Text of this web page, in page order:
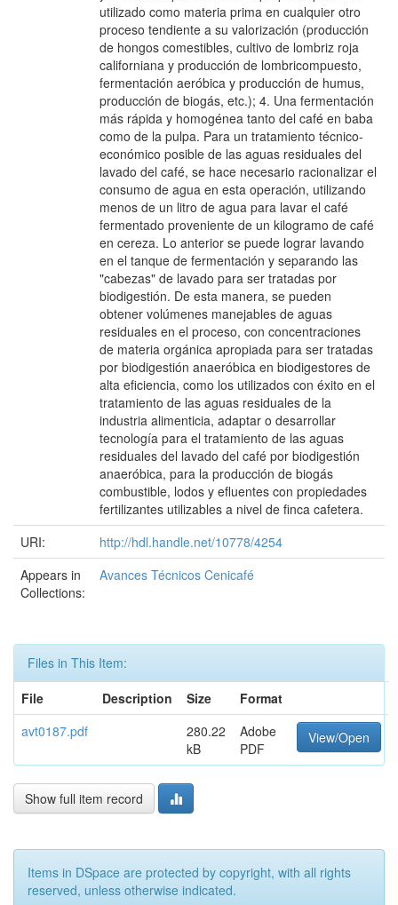
utilizado como materia prima en cualquier otro
proceso tendiente a su valorización (producción
de hongos comestibles, cultivo de lombriz roja
californiana y producción de lombricompuesto,
fermentación aeróbica y producción de humus,
producción de biogás, etc.); 4. Una fermentación
más rápida y homogénea tanto del café en baba
como de la pulpa. Para un tratamiento técnico-
económico posible de las aguas residuales del
lavado del café, se hace necesario racionalizar el
consumo de agua en esta operación, utilizando
menos de un litro de agua para lavar el café
fermentado proveniente de un kilogramo de café
en cereza. Lo anterior se puede lograr lavando
en el tanque de fermentación y separando las
"cabezas" de lavado para ser tratadas por
biodigestión. De esta manera, se pueden
obtener volúmenes manejables de aguas
residuales en el proceso, con concentraciones
de materia orgánica apropiada para ser tratadas
por biodigestión anaeróbica en biodigestores de
alta eficiencia, como los utilizados con éxito en el
tratamiento de las aguas residuales de la
industria alimenticia, adaptar o desarrollar
tecnología para el tratamiento de las aguas
residuales del lavado del café por biodigestión
anaeróbica, para la producción de biogás
combustible, lodos y efluentes con propiedades
fertilizantes utilizables a nivel de finca cafetera.
URI:
http://hdl.handle.net/10778/4254
Appears in
Collections:
Avances Técnicos Cenicafé
Files in This Item:
File
Description Size
Format
avt0187.pdf
280.22
kB
Adobe
PDF
View/Open
Show full item record
Items in DSpace are protected by copyright, with all rights
reserved, unless otherwise indicated.